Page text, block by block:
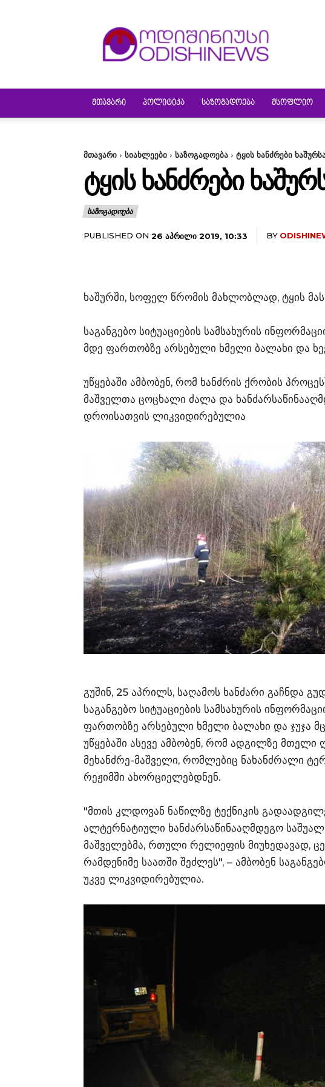
ᲛᲗᲐᲕᲐᲠᲘ ᲞᲝᲚᲘᲢᲘᲙᲐ ᲡᲐᲖᲝᲒᲐᲓᲝᲔᲑᲐ ᲛᲡᲝᲤᲚᲘᲝ
მთავარი სიახლეები საზოგადოება ტყის ხანძრები
ᲢᲧᲘᲡ ᲮᲐᲜᲫᲠᲔᲑᲘ
ᲡᲐᲖᲝᲒᲐᲓᲝᲔᲑᲐ
PUBLISHED ON 26 ᲐᲞᲠᲘᲚᲘ 2019, 10:33 BY
ხაშურში, სოფელ წრომის მახლობლად, ტყის
საგანგებო სიტუაციების სამსახურის
მდე ფართობზე არსებული ხმელი ბალახი და
უწყებაში ამბობენ, რომ ხანძრის ქრობის
მაშველთა ცოცხალი ძალა და
დროისათვის ლიკვიდირებულია
გუშინ, 25 აპრილს, საღამოს ხანძარი გაჩნდა
საგანგებო სიტუაციების სამსახურის
ფართობზე არსებული ხმელი ბალახი და ჯუჯა
უწყებაში ასევე ამბობენ, რომ ადგილზე მთელი
მეხანძრე-მაშველი, რომლებიც ნახანძრალი
რეჟიმში ახორციელებდნენ.
"მთის კლდოვან ნაწილზე ტექნიკის
ალტერნატიული ხანძარსაწინააღმდეგო
მაშველებმა, რთული რელიეფის მიუხედავად,
რამდენიმე საათში შეძლეს", – ამბობენ
უკვე ლიკვიდირებულია.